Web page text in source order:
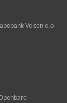
Velsen e.o